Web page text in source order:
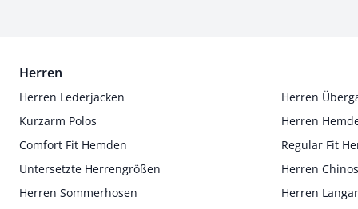
Herren
Herren Lederjacken
Herren
Kurzarm Polos
Herren
Comfort Fit Hemden
Regular Fit
Untersetzte Herrengrößen
Herren Chinos
Herren Sommerhosen
Herren